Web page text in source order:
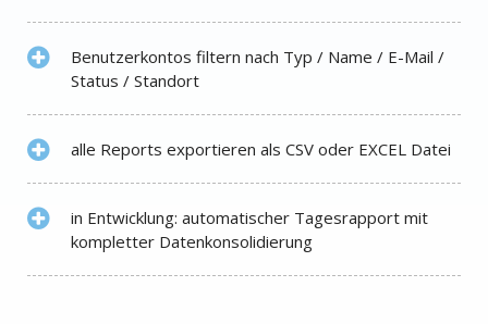
Benutzerkontos filtern nach Typ / Name / E-Mail /
Status / Standort
alle Reports exportieren als CSV oder EXCEL Datei
in Entwicklung: automatischer Tagesrapport mit
kompletter Datenkonsolidierung